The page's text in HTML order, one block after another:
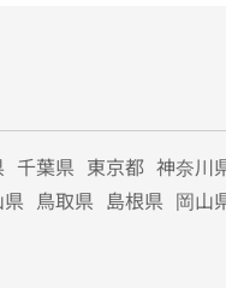
千葉県 東京都 神奈川
鳥取県 島根県 岡山